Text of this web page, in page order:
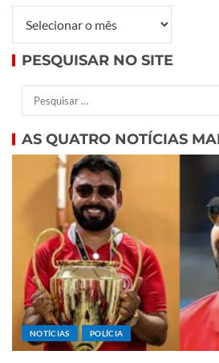
PESQUISAR NO SITE
AS QUATRO NOTÍCIAS
NOTÍCIAS POLÍCIA